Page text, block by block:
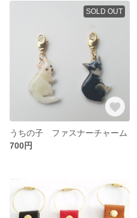
SOLD OUT
うちの子 ファスナーチャーム
700円